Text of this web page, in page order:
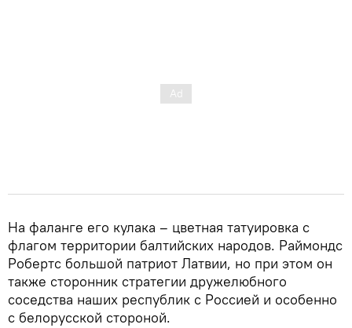
На фаланге его кулака – цветная татуировка с
флагом территории балтийских народов. Раймондс
Робертс большой патриот Латвии, но при этом он
также сторонник стратегии дружелюбного
соседства наших республик с Россией и особенно
с белорусской стороной.